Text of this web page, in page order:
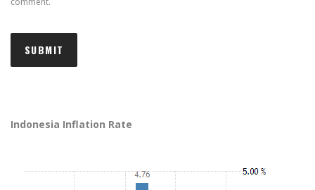
Indonesia Inflation Rate